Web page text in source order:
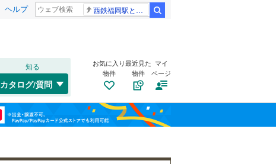
ヘルプ 西鉄福岡駅と薬院駅の構内で不適切音声
知る
カタログ/質問
お気に入り
物件
最近見た
物件
マイ
ページ
福島 大宮区(5)
桜区(6)
高崎線(0)
武蔵野線(0)
山形新幹線(0)